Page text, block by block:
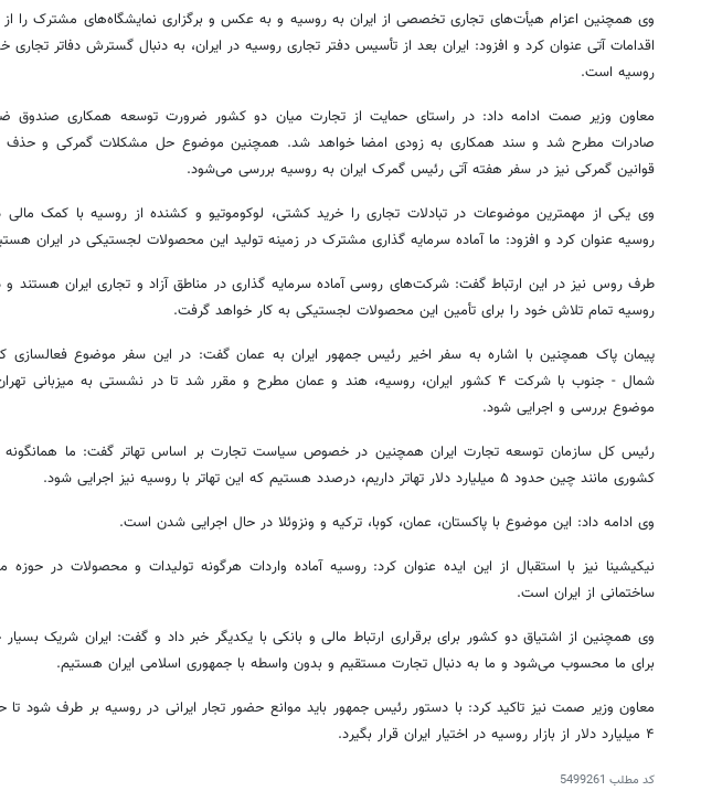
وی همچنین اعزام هیأت‌های تجاری تخصصی از ایران به روسیه و به عکس و برگزاری نمایشگاه‌های مشترک را
اقدامات آتی عنوان کرد و افزود: ایران بعد از تأسیس دفتر تجاری روسیه در ایران، به دنبال گسترش دفاتر تجاری
روسیه است.
معاون وزیر صمت ادامه داد: در راستای حمایت از تجارت میان دو کشور ضرورت توسعه همکاری صندوق
صادرات مطرح شد و سند همکاری به زودی امضا خواهد شد. همچنین موضوع حل مشکلات گمرکی و حذف
قوانین گمرکی نیز در سفر هفته آتی رئیس گمرک ایران به روسیه بررسی می‌شود.
وی یکی از مهمترین موضوعات در تبادلات تجاری را خرید کشتی، لوکوموتیو و کشنده از روسیه با کمک مالی
روسیه عنوان کرد و افزود: ما آماده سرمایه گذاری مشترک در زمینه تولید این محصولات لجستیکی در ایران
طرف روس نیز در این ارتباط گفت: شرکت‌های روسی آماده سرمایه گذاری در مناطق آزاد و تجاری ایران هستند
روسیه تمام تلاش خود را برای تأمین این محصولات لجستیکی به کار خواهد گرفت.
پیمان پاک همچنین با اشاره به سفر اخیر رئیسجمهور ایران به عمان گفت: در این سفر موضوعفعالسازی
شمال - جنوب با شرکت ۴ کشور ایران، روسیه، هند و عمان مطرح و مقرر شد تا در نشستی به میزبانی
موضوع بررسی و اجرایی شود.
رئیس کل سازمان توسعه تجارت ایران همچنین در خصوص سیاست تجارت بر اساس تهاتر گفت: ما همانگونه
کشوری مانند چین حدود ۵ میلیارد دلار تهاتر داریم، درصدد هستیم که این تهاتر با روسیه نیز اجرایی شود.
وی ادامه داد: این موضوع با پاکستان، عمان، کوبا، ترکیه و ونزوئلا در حال اجرایی شدن است.
نیکیشینا نیز با استقبال از این ایده عنوان کرد: روسیه آماده واردات هرگونه تولیدات و محصولات در حوزه
ساختمانی از ایران است.
وی همچنین از اشتیاق دو کشور برای برقراری ارتباط مالی و بانکی با یکدیگر خبر داد و گفت: ایران شریک
برای ما محسوب می‌شود و ما به دنبال تجارت مستقیم و بدون واسطه با جمهوری اسلامی ایران هستیم.
معاون وزیر صمتنیز تاکید کرد: با دستوررئیس جمهور باید موانع حضور تجار ایرانی در روسیه بر طرف شود تا
۴ میلیارد دلار از بازار روسیه در اختیار ایران قرار بگیرد.
کد مطلب 5499261